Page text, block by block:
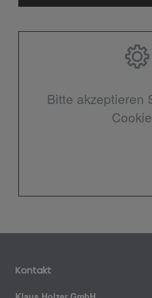
Bitte akzeptieren
Kontakt